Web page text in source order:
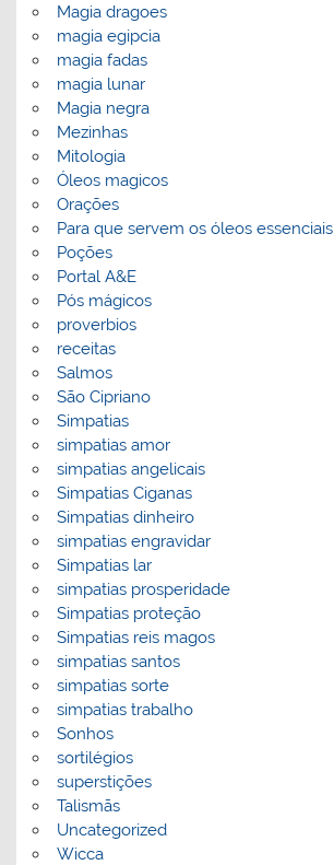
Magia dragoes
magia egipcia
magia fadas
magia lunar
Magia negra
Mezinhas
Mitologia
Óleos magicos
Orações
Para que servem os óleos essenciais
Poções
Portal A&E
Pós mágicos
proverbios
receitas
Salmos
São Cipriano
Simpatias
simpatias amor
simpatias angelicais
Simpatias Ciganas
Simpatias dinheiro
simpatias engravidar
Simpatias lar
simpatias prosperidade
Simpatias proteção
Simpatias reis magos
simpatias santos
simpatias sorte
simpatias trabalho
Sonhos
sortilégios
superstições
Talismãs
Uncategorized
Wicca